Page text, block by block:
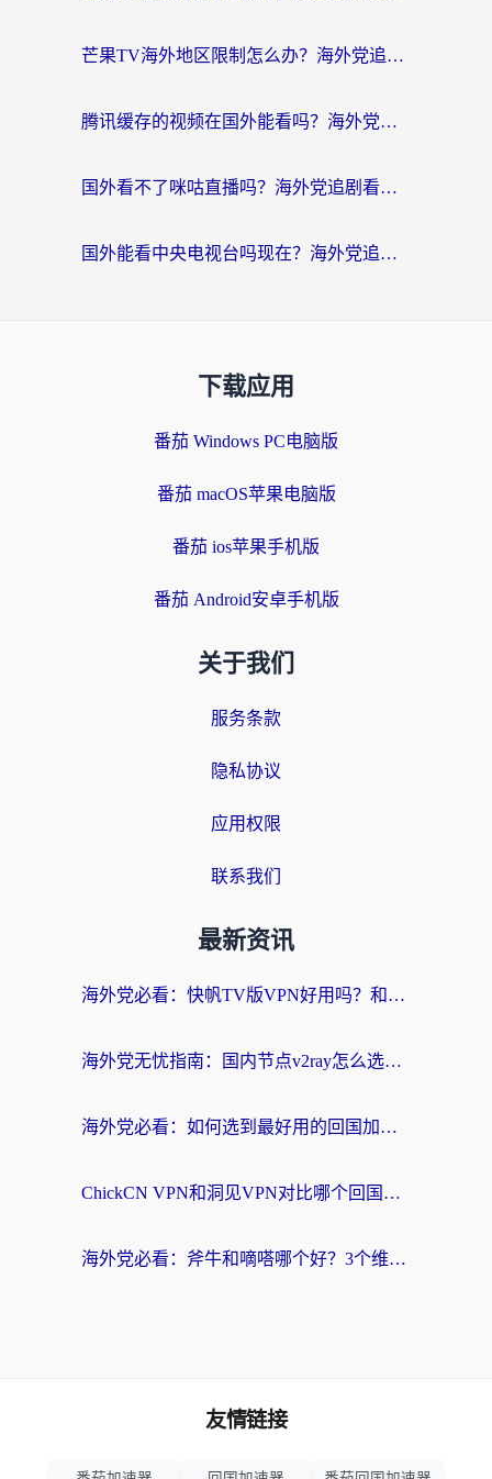
芒果TV海外地区限制怎么办？海外党追剧看片的实用加速器选择指南
腾讯缓存的视频在国外能看吗？海外党追剧看片的终极解决方案
国外看不了咪咕直播吗？海外党追剧看片的加速器选择指南
国外能看中央电视台吗现在？海外党追剧看央视的实用指南
下载应用
番茄 Windows PC电脑版
番茄 macOS苹果电脑版
番茄 ios苹果手机版
番茄 Android安卓手机版
关于我们
服务条款
隐私协议
应用权限
联系我们
最新资讯
海外党必看：快帆TV版VPN好用吗？和快游VPN对比哪个回国效果更好？附实用避坑指南
海外党无忧指南：国内节点v2ray怎么选？一键回国VPN+多场景实测帮你避坑
海外党必看：如何选到最好用的回国加速器？从节点到售后的全维度指南
ChickCN VPN和洞见VPN对比哪个回国效果更好？海外党亲测3款加速器+避坑指南
海外党必看：斧牛和嘀嗒哪个好？3个维度教你选对回国加速器
友情链接